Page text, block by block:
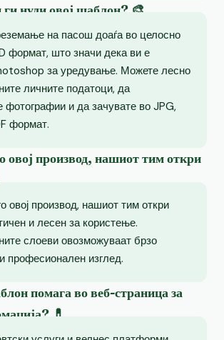
нуди овој шаблон? 🎨
на пасош доаѓа во целосно
формат, што значи дека ви е
за уредување. Можете лесно
личните податоци, да
фотографии и да зачувате во JPG,
формат.
овој производ, нашиот тим откри
овој производ, нашиот тим откри
и лесен за користење.
слоеви овозможуваат брзо
професионален изглед.
помага во веб-страница за
💊